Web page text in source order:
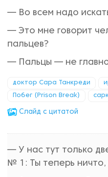
— Во всем надо
— Это мне говорит
пальцев?
— Пальцы — не
доктор Сара Танкреди
Побег (Prison Break)
Cлайд с цитатой
— У нас тут только
№ 1: Ты теперь ничто,